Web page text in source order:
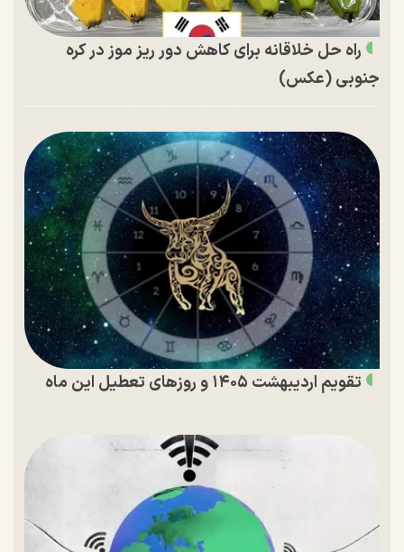
راه حل خلاقانه برای کاهش دور ریز موز در کره
جنوبی (عکس)
تقویم اردیبهشت ۱۴۰۵ و روز‌های تعطیل این ماه